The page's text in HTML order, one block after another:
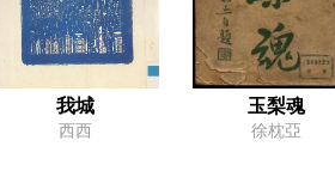
我城
西西
玉梨魂
徐枕亞